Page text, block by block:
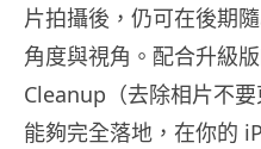
片拍攝後，仍可在後期
角度與視角。配合升級
Cleanup（去除相片不
能夠完全落地，在你的